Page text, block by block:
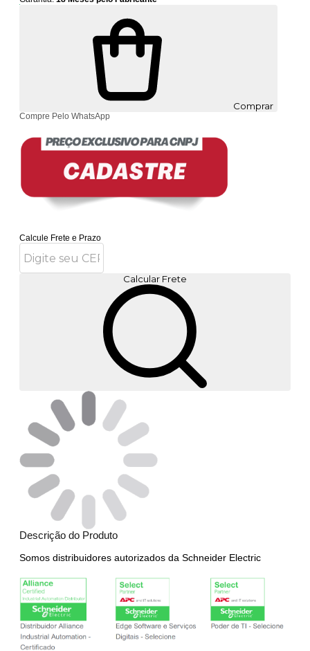
Comprar
Compre Pelo WhatsApp
Calcule Frete e Prazo
Calcular Frete
Descrição do Produto
Somos distribuidores autorizados da Schneider Electric